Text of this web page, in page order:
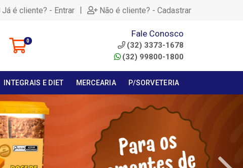
Já é cliente? - Entrar | Não é cliente? - Cadastrar
0
Fale Conosco
(32) 3373-1678
(32) 99800-1800
INTEGRAIS E DIET MERCEARIA P/SORVETERIA